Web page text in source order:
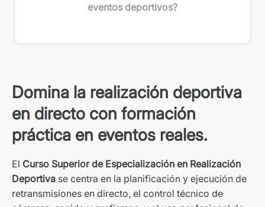
eventos deportivos?
Domina la realización deportiva
en directo con formación
práctica en eventos reales.
El Curso Superior de Especialización en Realización
Deportiva se centra en la planificación y ejecución de
retransmisiones en directo, el control técnico de